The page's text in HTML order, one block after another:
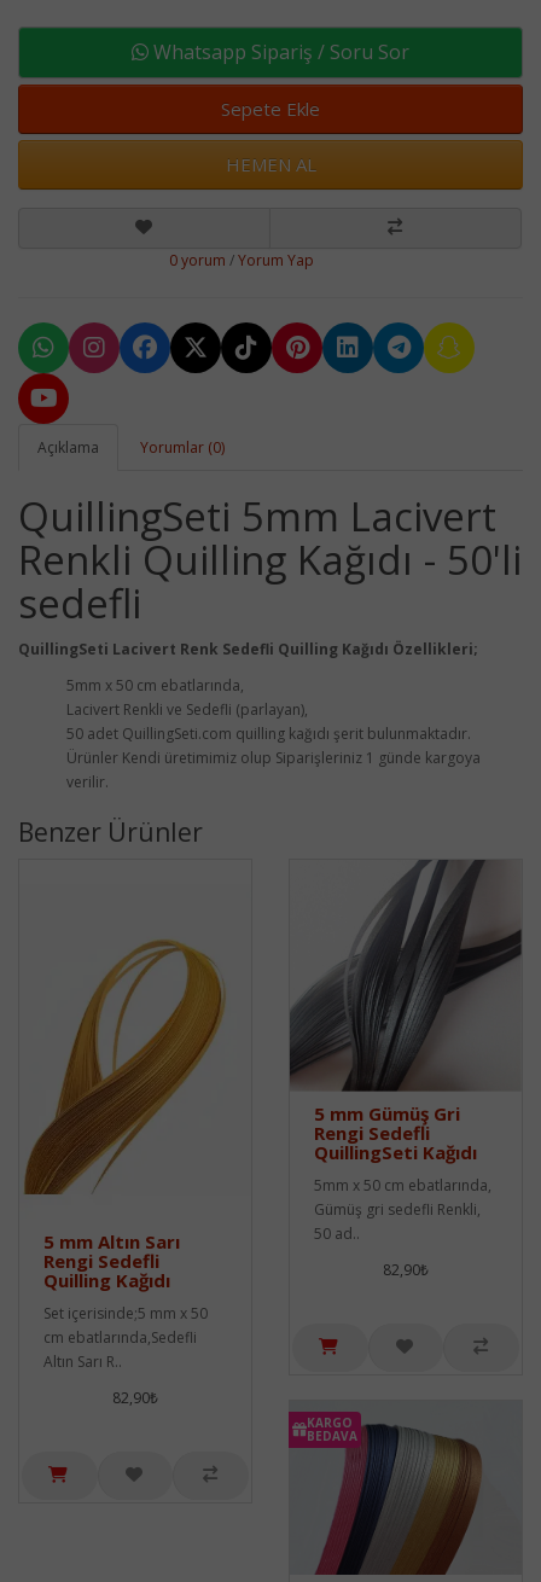
Whatsapp Sipariş / Soru Sor
Sepete Ekle
HEMEN AL
0 yorum /Yorum Yap
Açıklama Yorumlar (0)
QuillingSeti 5mm Lacivert
Renkli Quilling Kağıdı - 50'li
sedefli
QuillingSeti Lacivert Renk Sedefli Quilling Kağıdı Özellikleri;
5mm x 50 cm ebatlarında,
Lacivert Renkli ve Sedefli (parlayan),
50 adet QuillingSeti.com quilling kağıdı şerit bulunmaktadır.
Ürünler Kendi üretimimiz olup Siparişleriniz 1 günde kargoya
verilir.
Benzer Ürünler
5 mm Altın Sarı
Rengi Sedefli
Quilling Kağıdı
Set içerisinde;5 mm x 50
cm ebatlarında,Sedefli
Altın Sarı R..
82,90₺
5 mm Gümüş Gri
Rengi Sedefli
QuillingSeti Kağıdı
5mm x 50 cm ebatlarında,
Gümüş gri sedefli Renkli,
50 ad..
82,90₺
KARGO
BEDAVA